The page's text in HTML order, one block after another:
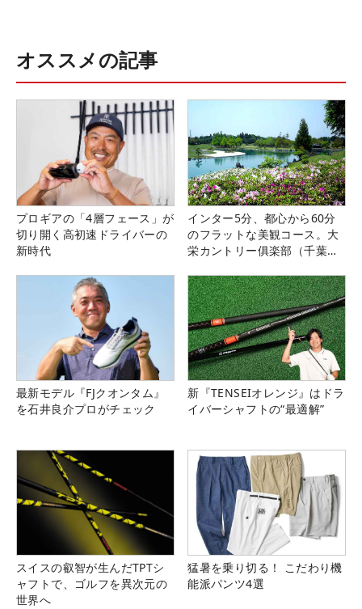
オススメの記事
プロギアの「4層フェース」が
切り開く高初速ドライバーの
新時代
インター5分、都心から60分
のフラットな美観コース。大
栄カントリー俱楽部（千葉
最新モデル『FJクオンタム』
を石井良介プロがチェック
新『TENSEIオレンジ』はドラ
イバーシャフトの“最適解”
スイスの叡智が生んだTPTシ
ャフトで、ゴルフを異次元の
世界へ
猛暑を乗り切る！ こだわり機
能派パンツ4選